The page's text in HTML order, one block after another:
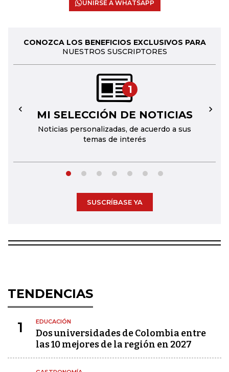
UNIRSE A WHATSAPP
CONOZCA LOS BENEFICIOS EXCLUSIVOS PARA
NUESTROS SUSCRIPTORES
1
MI SELECCIÓN DE NOTICIAS
Noticias personalizadas, de acuerdo a sus
temas de interés
← →
SUSCRÍBASE YA
TENDENCIAS
1 EDUCACIÓN
Dos universidades de Colombia entre
las 10 mejores de la región en 2027